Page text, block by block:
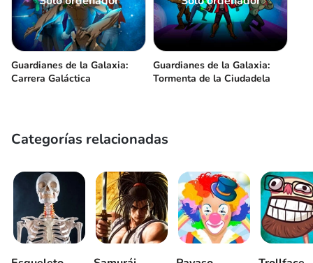
Guardianes de la Galaxia:
Carrera Galáctica
Guardianes de la Galaxia:
Tormenta de la Ciudadela
Categorías relacionadas